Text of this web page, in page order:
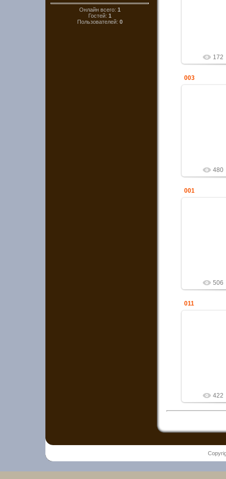
172
003
480
001
506
011
422
Онлайн всего: 1
Гостей: 1
Пользователей: 0